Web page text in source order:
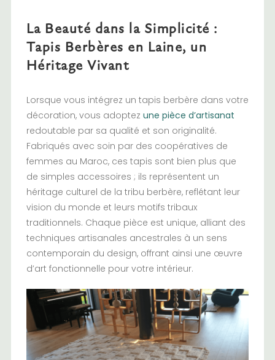
La Beauté dans la Simplicité :
Tapis Berbères en Laine, un
Héritage Vivant
Lorsque vous intégrez un tapis berbère dans votre
décoration, vous adoptez une pièce d’artisanat
redoutable par sa qualité et son originalité.
Fabriqués avec soin par des coopératives de
femmes au Maroc, ces tapis sont bien plus que
de simples accessoires ; ils représentent un
héritage culturel de la tribu berbère, reflétant leur
vision du monde et leurs motifs tribaux
traditionnels. Chaque pièce est unique, alliant des
techniques artisanales ancestrales à un sens
contemporain du design, offrant ainsi une œuvre
d’art fonctionnelle pour votre intérieur.